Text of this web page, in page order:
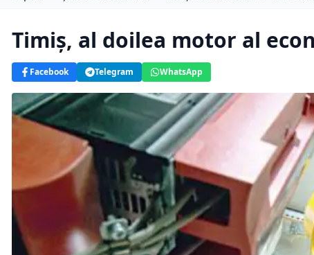
Timiș, al doilea motor al
Facebook Telegram WhatsApp